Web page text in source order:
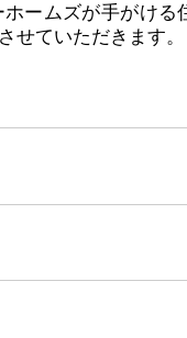
ームズが手がける
せていただきます。